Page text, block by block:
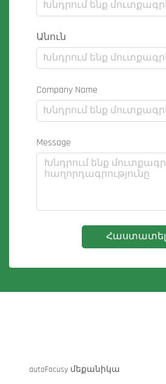
Անուն
Company Name
Message
Հաստատել
autoFocusy մեքանիկա